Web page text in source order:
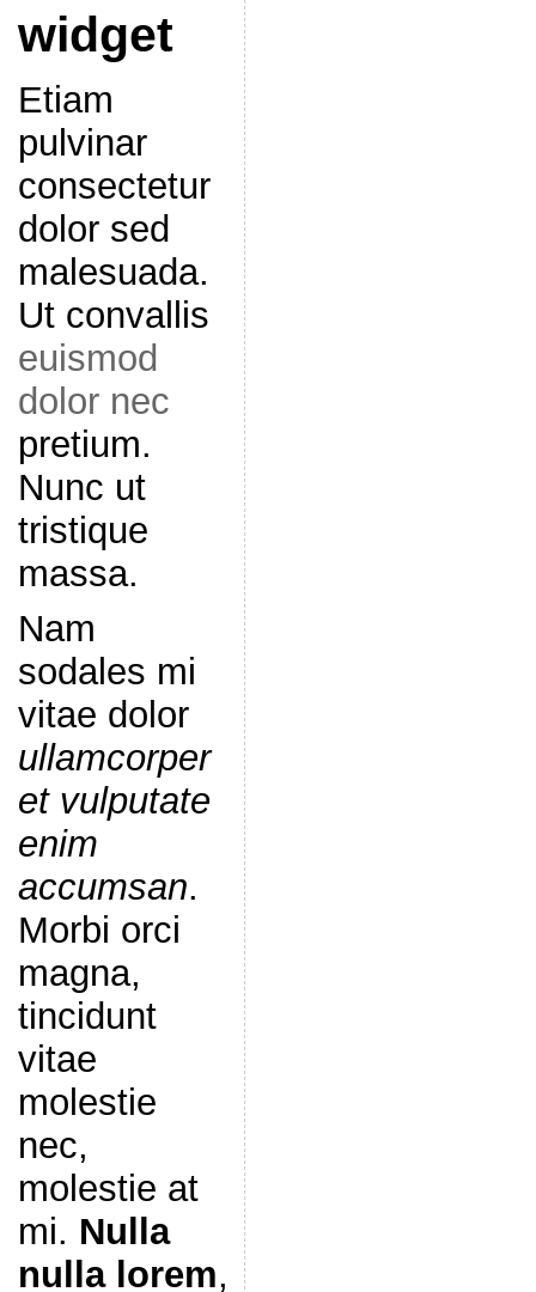
widget
Etiam
pulvinar
consectetur
dolor sed
malesuada.
Ut convallis
euismod
dolor nec
pretium.
Nunc ut
tristique
massa.
Nam
sodales mi
vitae dolor
ullamcorper
et vulputate
enim
accumsan.
Morbi orci
magna,
tincidunt
vitae
molestie
nec,
molestie at
mi. Nulla
nulla lorem,